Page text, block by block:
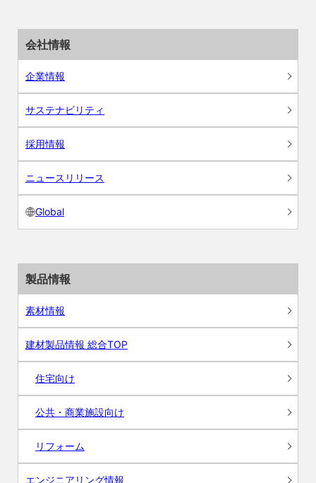
会社情報
企業情報
サステナビリティ
採用情報
ニュースリリース
Global
製品情報
素材情報
建材製品情報 総合TOP
住宅向け
公共・商業施設向け
リフォーム
エンジニアリング情報